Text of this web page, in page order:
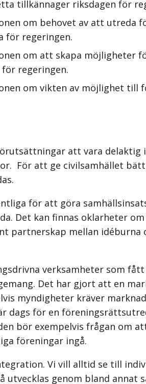
tillkännager riksdagen för
om behovet av att
för regeringen.
om att skapa
regeringen.
om vikten av möjlighet
att vara
För att ge civilsamhället
för att göra
Det kan finnas oklarheter
partnerskap mellan
verksamheter som
Det har gjort att en
myndigheter kräver
för en
bör exempelvis frågan om
föreningar ingå.
Vi vill alltid se till
utvecklas genom bland